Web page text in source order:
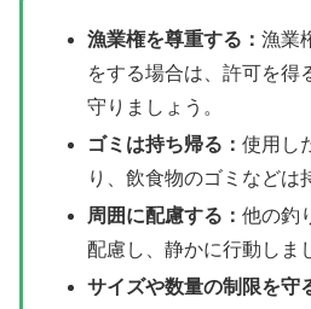
漁業権を尊重する：漁業
をする場合は、許可を得
守りましょう。
ゴミは持ち帰る：使用し
り、飲食物のゴミなどは
周囲に配慮する：他の釣
配慮し、静かに行動しま
サイズや数量の制限を守